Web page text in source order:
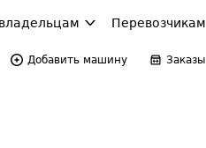
Перевозчикам
Добавить машину Заказы